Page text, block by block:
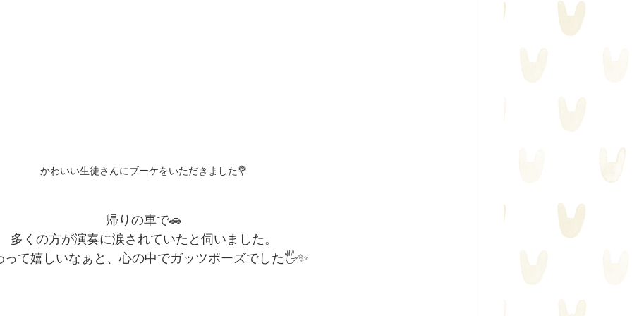
かわいい生徒さんにブーケをいただきました💐
帰りの車で🚗
多くの方が演奏に涙されていたと伺いました。
って嬉しいなぁと、心の中でガッツポーズでした🖐️✨